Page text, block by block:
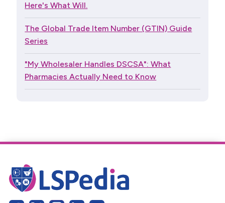
Here's What Will.
The Global Trade Item Number (GTIN) Guide
Series
"My Wholesaler Handles DSCSA": What
Pharmacies Actually Need to Know